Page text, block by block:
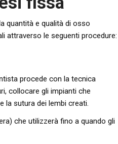
quantità e qualità di osso
attraverso le seguenti procedure:
procede con la tecnica
collocare gli impianti che
sutura dei lembi creati.
che utilizzerà fino a quando gli